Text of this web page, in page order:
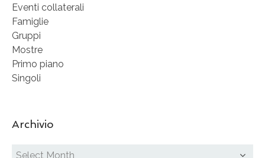
Eventi collaterali
Famiglie
Gruppi
Mostre
Primo piano
Singoli
Archivio